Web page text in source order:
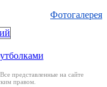
Фотогалерея
представленные на сайте
правом.